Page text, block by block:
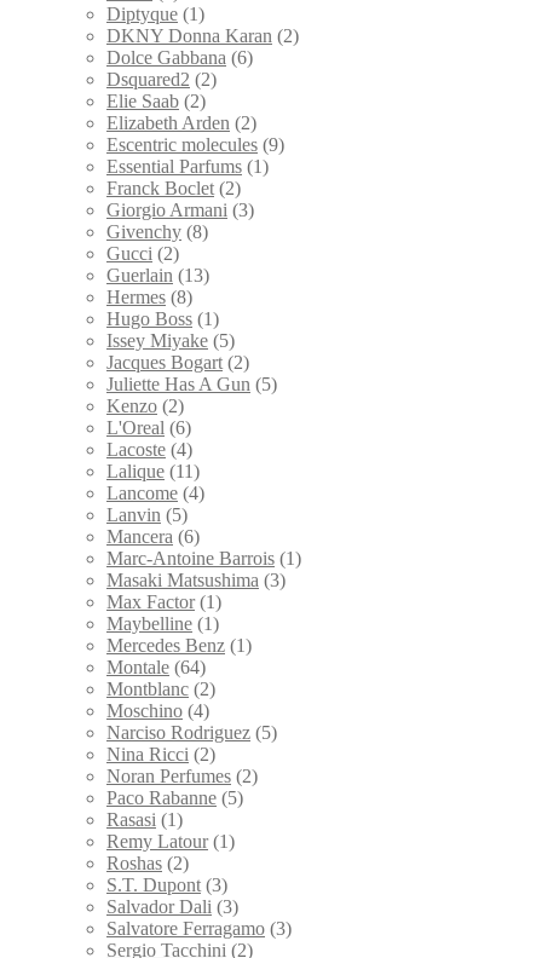
Diptyque (1)
DKNY Donna Karan (2)
Dolce Gabbana (6)
Dsquared2 (2)
Elie Saab (2)
Elizabeth Arden (2)
Escentric molecules (9)
Essential Parfums (1)
Franck Boclet (2)
Giorgio Armani (3)
Givenchy (8)
Gucci (2)
Guerlain (13)
Hermes (8)
Hugo Boss (1)
Issey Miyake (5)
Jacques Bogart (2)
Juliette Has A Gun (5)
Kenzo (2)
L'Oreal (6)
Lacoste (4)
Lalique (11)
Lancome (4)
Lanvin (5)
Mancera (6)
Marc-Antoine Barrois (1)
Masaki Matsushima (3)
Max Factor (1)
Maybelline (1)
Mercedes Benz (1)
Montale (64)
Montblanc (2)
Moschino (4)
Narciso Rodriguez (5)
Nina Ricci (2)
Noran Perfumes (2)
Paco Rabanne (5)
Rasasi (1)
Remy Latour (1)
Roshas (2)
S.T. Dupont (3)
Salvador Dali (3)
Salvatore Ferragamo (3)
Sergio Tacchini (2)